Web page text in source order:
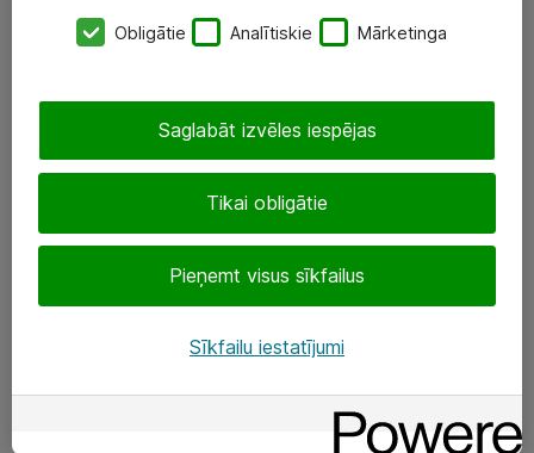
SIA „ATEA”
+(371) 67 81 90 50
eShop@atea.lv
Sekojiet mums
Obligātie Analītiskie Mārketinga
Tikai obligātie
Pieņemt visus sīkfailus
Saglabāt izvēles iespējas
Sīkfailu iestatījumi